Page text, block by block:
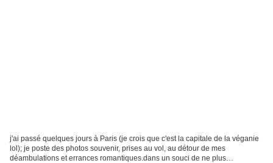
j'ai passé quelques jours à Paris (je crois que c'est la capitale de la véganie
lol); je poste des photos souvenir, prises au vol, au détour de mes
déambulations et errances romantiques.dans un souci de ne plus